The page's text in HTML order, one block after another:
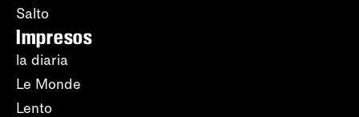
Salto
Impresos
la diaria
Le Monde
Lento